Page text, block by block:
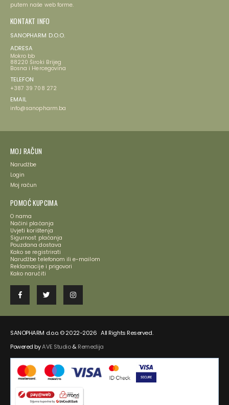
putem naše web forme.
KONTAKT INFO
SANOPHARM D.O.O.
ADRESA
Mokro bb
88220 Široki Brijeg
Bosna i Hercegovina
TELEFON
+387 39 708 272
EMAIL
info@sanopharm.ba
MOJ RAČUN
Narudžbe
Login
Moj račun
POMOĆ KUPCIMA
O nama
Načini plaćanja
Uvjeti korištenja
Sigurnost plaćanja
Pouzdana dostava
Kako se registrirati
Narudžbe telefonom ili e-mailom
Reklamacije i prigovori
Kako naručiti
SANOPHARM d.o.o. © 2022-2026 All Rights Reserved.
Powered byAVE Studio&Remedija